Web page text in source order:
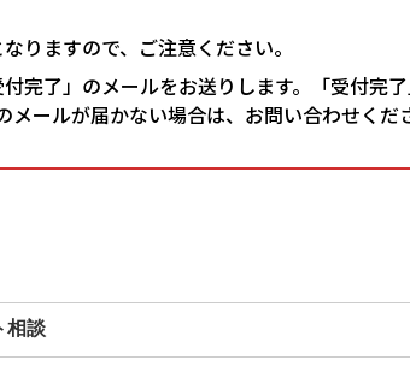
りますので、ご注意ください。
完了」のメールをお送りします。「受付完
ールが届かない場合は、お問い合わせくだ